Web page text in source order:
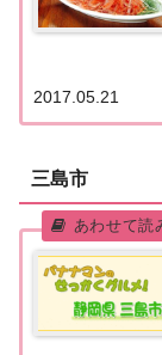
2017.05.21
三島市